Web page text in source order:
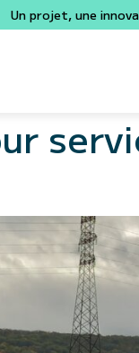
Un projet, une